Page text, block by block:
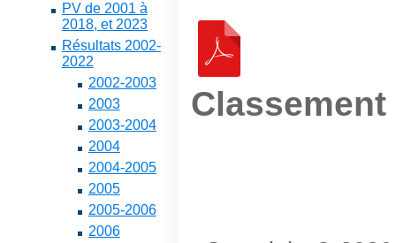
PV de 2001 à
2018, et 2023
Résultats 2002-
2022
2002-2003
2003
2003-2004
2004
2004-2005
2005
2005-2006
2006
Classement